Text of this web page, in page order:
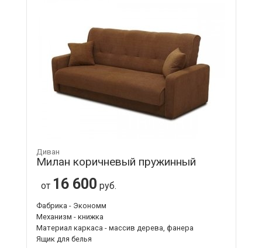
Диван
Милан коричневый пружинный
от 16 600 руб.
Фабрика - Экономм
Механизм - книжка
Материал каркаса - массив дерева, фанера
Ящик для белья